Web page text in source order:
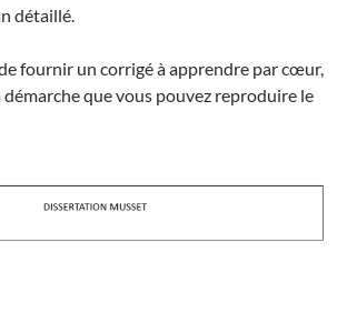
détaillé.
de fournir un corrigé à apprendre par cœur,
que vous pouvez reproduire le